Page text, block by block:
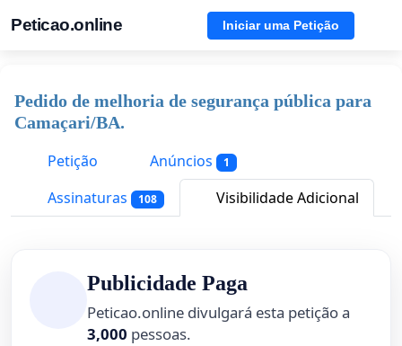
Peticao.online Iniciar uma Petição
Pedido de melhoria de segurança pública para
Camaçari/BA.
Petição
Anúncios 1
Assinaturas 108 Visibilidade Adicional
Publicidade Paga
Peticao.online divulgará esta petição a
3,000 pessoas.